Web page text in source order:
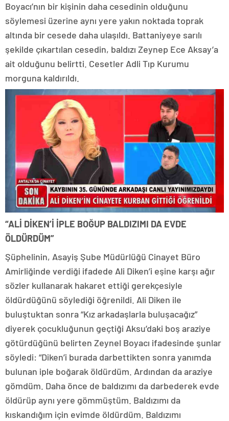
Boyacı’nın bir kişinin daha cesedinin olduğunu
söylemesi üzerine aynı yere yakın noktada toprak
altında bir cesede daha ulaşıldı. Battaniyeye sarılı
şekilde çıkartılan cesedin, baldızı Zeynep Ece Aksay’a
ait olduğunu belirtti. Cesetler Adli Tıp Kurumu
morguna kaldırıldı.
“ALİ DİKEN’İ İPLE BOĞUP BALDIZIMI DA EVDE
ÖLDÜRDÜM”
Şüphelinin, Asayiş Şube Müdürlüğü Cinayet Büro
Amirliğinde verdiği ifadede Ali Diken’i eşine karşı ağır
sözler kullanarak hakaret ettiği gerekçesiyle
öldürdüğünü söylediği öğrenildi. Ali Diken ile
buluştuktan sonra “Kız arkadaşlarla buluşacağız”
diyerek çocukluğunun geçtiği Aksu’daki boş araziye
götürdüğünü belirten Zeynel Boyacı ifadesinde şunlar
söyledi: “Diken’i burada darbettikten sonra yanımda
bulunan iple boğarak öldürdüm. Ardından da araziye
gömdüm. Daha önce de baldızımı da darbederek evde
öldürüp aynı yere gömmüştüm. Baldızımı da
kıskandığım için evimde öldürdüm. Baldızımı